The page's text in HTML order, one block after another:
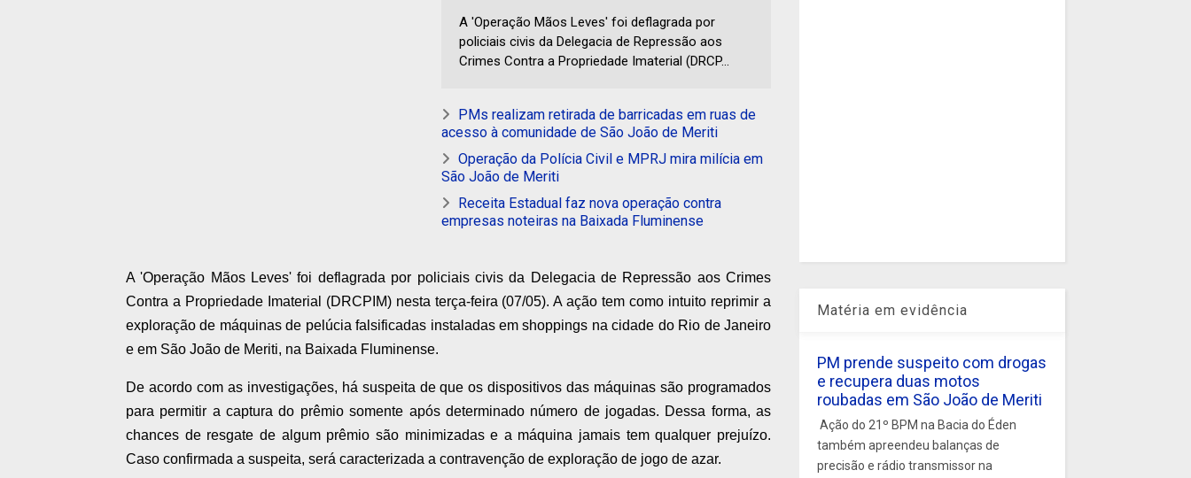
A 'Operação Mãos Leves' foi deflagrada por
policiais civis da Delegacia de Repressão aos
Crimes Contra a Propriedade Imaterial (DRCP...
PMs realizam retirada de barricadas em ruas de
acesso à comunidade de São João de Meriti
Operação da Polícia Civil e MPRJ mira milícia em
São João de Meriti
Receita Estadual faz nova operação contra
empresas noteiras na Baixada Fluminense
A 'Operação Mãos Leves' foi deflagrada por policiais civis da Delegacia de Repressão aos Crimes
Contra a Propriedade Imaterial (DRCPIM) nesta terça-feira (07/05). A ação tem como intuito reprimir a
exploração de máquinas de pelúcia falsificadas instaladas em shoppings na cidade do Rio de Janeiro
e em São João de Meriti, na Baixada Fluminense.
De acordo com as investigações, há suspeita de que os dispositivos das máquinas são programados
para permitir a captura do prêmio somente após determinado número de jogadas. Dessa forma, as
chances de resgate de algum prêmio são minimizadas e a máquina jamais tem qualquer prejuízo.
Caso confirmada a suspeita, será caracterizada a contravenção de exploração de jogo de azar.
Matéria em evidência
PM prende suspeito com drogas
e recupera duas motos
roubadas em São João de Meriti
Ação do 21º BPM na Bacia do Éden
também apreendeu balanças de
precisão e rádio transmissor na